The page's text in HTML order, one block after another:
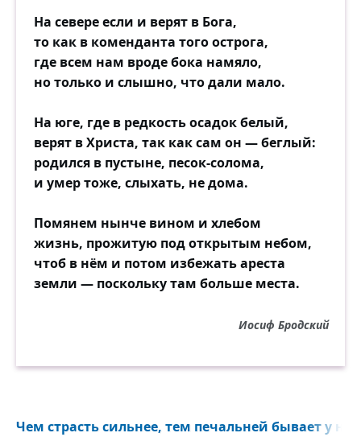
На севере если и верят в Бога,
то как в коменданта того острога,
где всем нам вроде бока намяло,
но только и слышно, что дали мало.
На юге, где в редкость осадок белый,
верят в Христа, так как сам он — беглый:
родился в пустыне, песок-солома,
и умер тоже, слыхать, не дома.
Помянем нынче вином и хлебом
жизнь, прожитую под открытым небом,
чтоб в нём и потом избежать ареста
земли — поскольку там больше места.
Иосиф Бродский
Чем страсть сильнее, тем печальней бывает у